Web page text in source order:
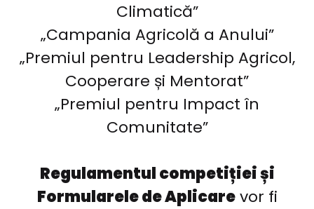
Climatică”
„Campania Agricolă a Anului”
„Premiul pentru Leadership Agricol,
Cooperare și Mentorat”
„Premiul pentru Impact în
Comunitate”
Regulamentul competiției și
Formularele de Aplicarevor fi